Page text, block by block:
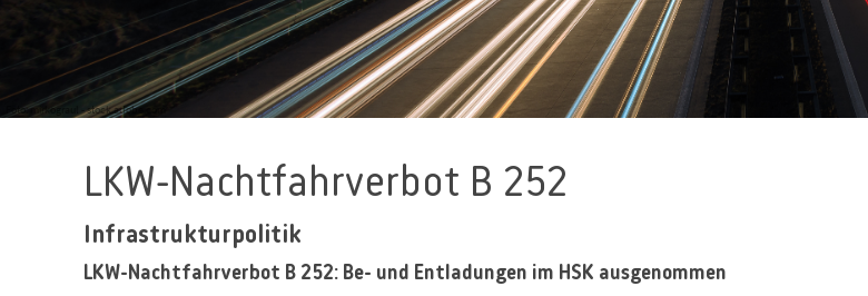
Foto: mirkograul - stock.adobe.com
LKW-Nachtfahrverbot B 252
Infrastrukturpolitik
LKW-Nachtfahrverbot B 252: Be- und Entladungen im HSK ausgenommen